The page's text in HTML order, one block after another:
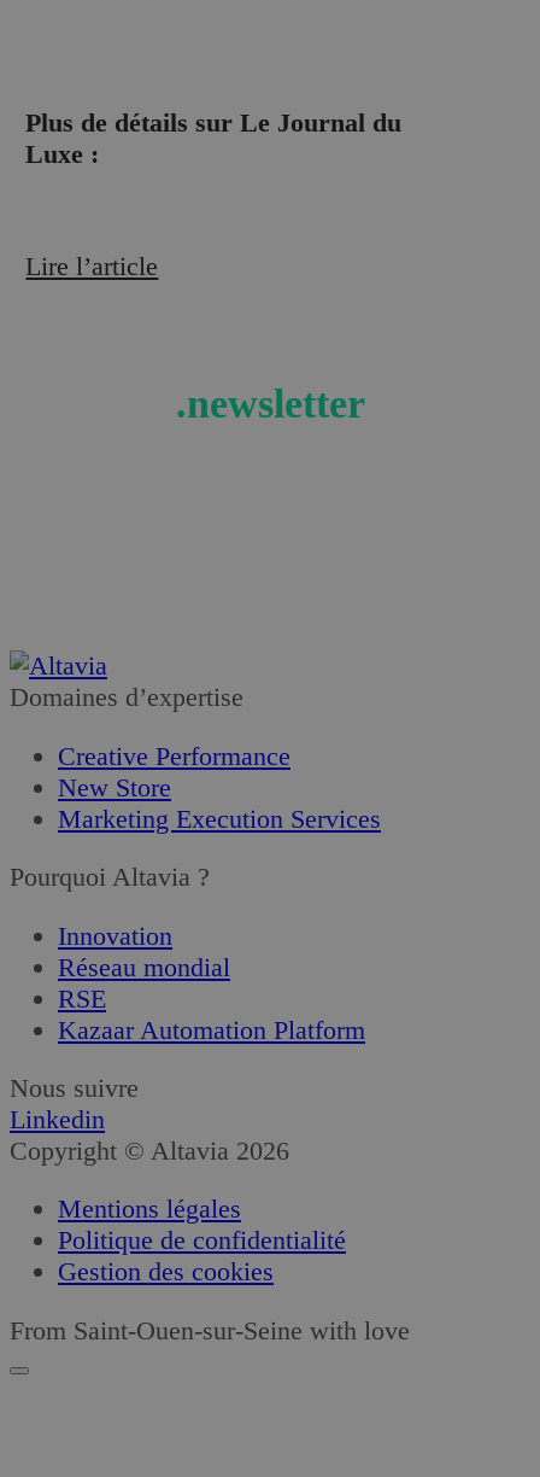
Plus de détails sur Le Journal du
Luxe :
Lire l’article
.newsletter
Domaines d’expertise
Creative Performance
New Store
Marketing Execution Services
Pourquoi Altavia ?
Innovation
Réseau mondial
RSE
Kazaar Automation Platform
Nous suivre
Linkedin
Copyright © Altavia 2026
Mentions légales
Politique de confidentialité
Gestion des cookies
From Saint-Ouen-sur-Seine with love